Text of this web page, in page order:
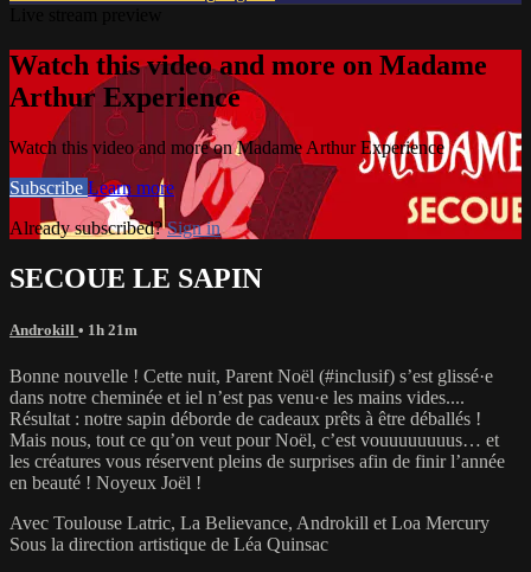
Watch this video and more on Madame
Arthur Experience
Watch this video and more on Madame Arthur Experience
Subscribe Learn more
Already subscribed?Sign in
SECOUE LE SAPIN
Androkill • 1h 21m
Bonne nouvelle ! Cette nuit, Parent Noël (#inclusif) s’est glissé·e
dans notre cheminée et iel n’est pas venu·e les mains vides....
Résultat : notre sapin déborde de cadeaux prêts à être déballés !
Mais nous, tout ce qu’on veut pour Noël, c’est vouuuuuuuus… et
les créatures vous réservent pleins de surprises afin de finir l’année
en beauté ! Noyeux Joël !
Avec Toulouse Latric, La Believance, Androkill et Loa Mercury
Sous la direction artistique de Léa Quinsac